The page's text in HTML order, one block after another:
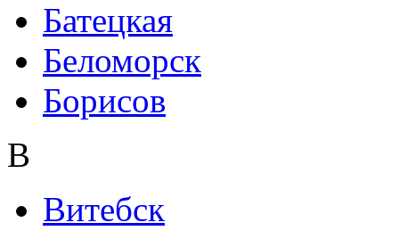
Батецкая
Беломорск
Борисов
В
Витебск